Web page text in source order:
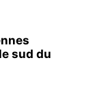
sud du